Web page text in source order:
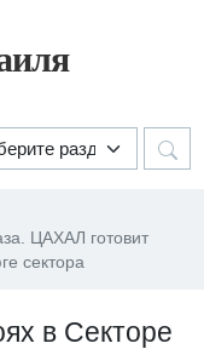
ЦАХАЛ готовит
сектора
в Секторе